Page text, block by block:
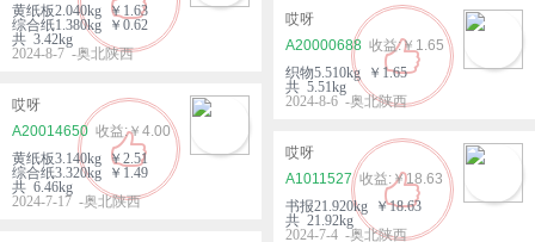
黄纸板2.040kg ￥1.63
综合纸1.380kg ￥0.62
共 3.42kg
2024-8-7 -奥北陕西
哎呀
A20000688
￥1.65
织物5.510kg ￥1.65
共 5.51kg
2024-8-6 -奥北陕西
哎呀
A20014650
￥4.00
黄纸板3.140kg ￥2.51
综合纸3.320kg ￥1.49
共 6.46kg
2024-7-17 -奥北陕西
哎呀
A1011527
￥18.63
书报21.920kg ￥18.63
共 21.92kg
2024-7-4 -奥北陕西